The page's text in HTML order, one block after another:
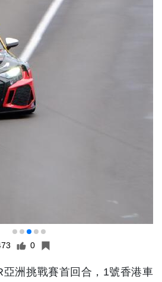
0
亞洲挑戰賽首回合，1號香港車